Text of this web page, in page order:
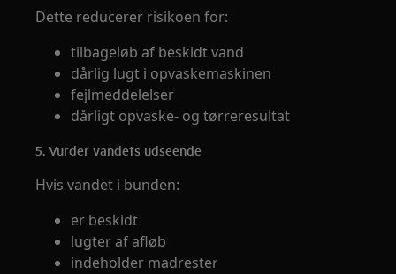
Dette reducerer risikoen for:
tilbageløb af beskidt vand
dårlig lugt i opvaskemaskinen
fejlmeddelelser
dårligt opvaske- og tørreresultat
5. Vurder vandets udseende
Hvis vandet i bunden:
er beskidt
lugter af afløb
indeholder madrester